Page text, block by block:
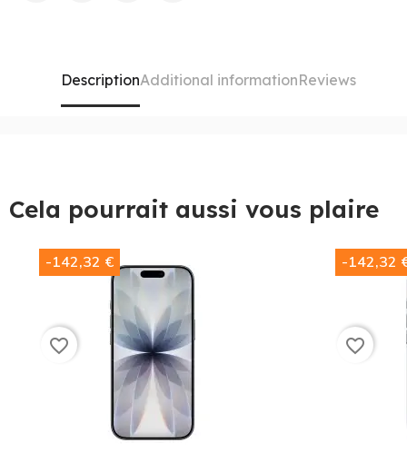
DescriptionAdditional informationReviews
Cela pourrait aussi vous plaire
-142,32 €
favorite_border
-142,32
favorite_border